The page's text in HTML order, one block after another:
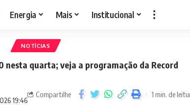
Energia Mais Institucional
NOTÍCIAS
nesta quarta; veja a programação da Record
19:46
Compartilhe 1 min. de